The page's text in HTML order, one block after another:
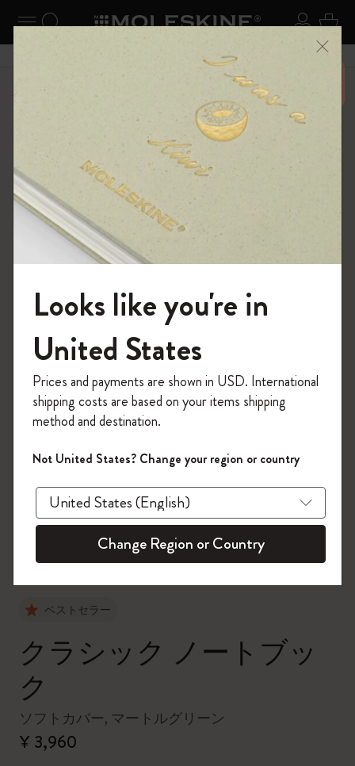
ナビゲーションの切替 ログ
検索 (キーワードなど) カ
6,500円以上のご購入で送料無料 メニ
ーを閉じる
ショップ The Original Notebook
ベストセラー
クラシック ノートブッ
ク
ソフトカバー, マートルグリーン
¥ 3,960
モレスキンの世界へようこそ
「WELCOME10」を入力すると、初回注
文が10%オフ＋送料無料になります。セ
ール・アウトレット品は適用外。
Moleskineアカウントを作成して限定オフ
ァーや会員特典、さらに多くのインスピ
レーションを手に入れましょう。
今すぐ会員登録 !
Looks like you're in
United States
Prices and payments are shown in USD. International
shipping costs are based on your items shipping
method and destination.
Not United States? Change your region or country
Change Region or Country